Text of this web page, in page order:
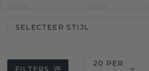
SELECTEER STIJL
FILTERS
20 PER